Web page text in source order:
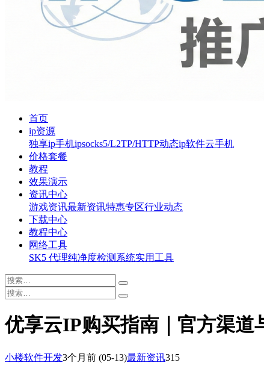
首页
ip资源
独享ip手机ipsocks5/L2TP/HTTP动态ip软件云手机
价格套餐
教程
效果演示
资讯中心
游戏资讯最新资讯特惠专区行业动态
下载中心
教程中心
网络工具
SK5 代理纯净度检测系统实用工具
优享云IP购买指南｜官方渠道
小楼软件开发3个月前 (05-13)最新资讯315